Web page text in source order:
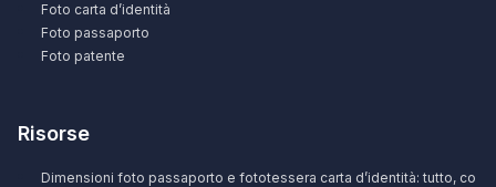
Foto carta d’identità
Foto passaporto
Foto patente
Risorse
Dimensioni foto passaporto e fototessera carta d’identità: tutto, co